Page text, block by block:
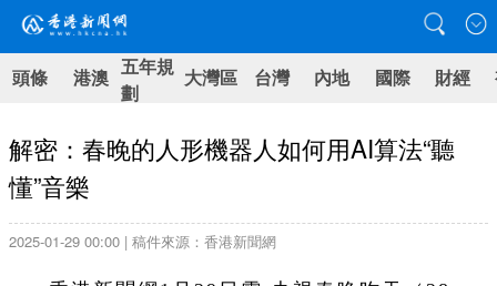
頭條 港澳 五年規
劃
大灣區 台灣 內地 國際 財經
解密：春晚的人形機器人如何用AI算法“聽
懂”音樂
2025-01-29 00:00 | 稿件來源：香港新聞網